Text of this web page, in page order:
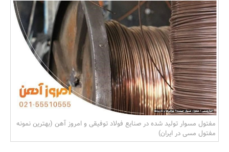
بانک، بیمه و سرمایه
مسکن و ساختمان
مفتول مسوار تولید شده در صنایع فولاد توفیقی و امروز آهن (بهترین نمونه
مفتول مسی در ایران)